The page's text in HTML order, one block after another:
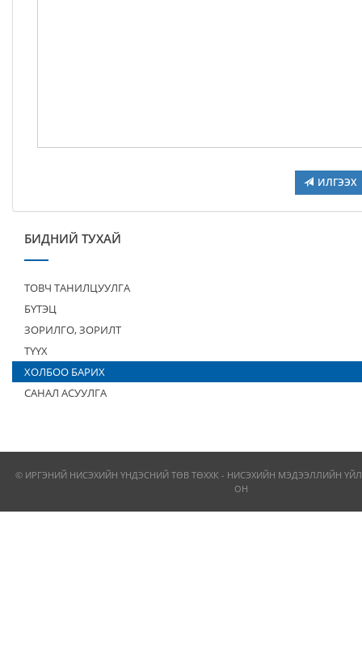
ИЛГЭЭХ
БИДНИЙ ТУХАЙ
ТОВЧ ТАНИЛЦУУЛГА
БҮТЭЦ
ЗОРИЛГО, ЗОРИЛТ
ТҮҮХ
ХОЛБОО БАРИХ
САНАЛ АСУУЛГА
© ИРГЭНИЙ НИСЭХИЙН ҮНДЭСНИЙ ТӨВ ТӨХХК - НИСЭХИЙН МЭДЭЭЛЛИЙН
ОН